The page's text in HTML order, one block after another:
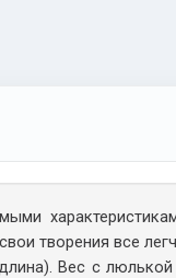
творения все
Вес с